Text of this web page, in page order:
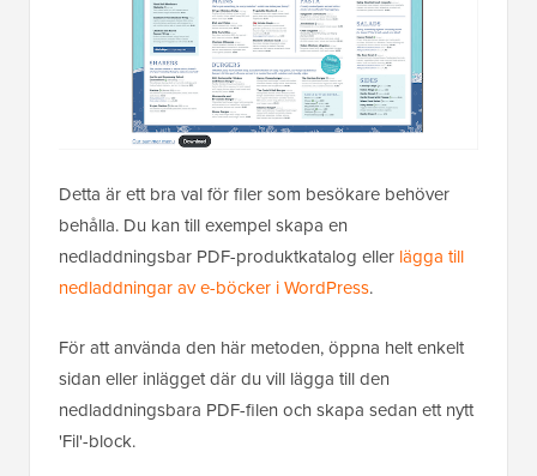
Detta är ett bra val för filer som besökare behöver
behålla. Du kan till exempel skapa en
nedladdningsbar PDF-produktkatalog eller lägga till
nedladdningar av e-böcker i WordPress.
För att använda den här metoden, öppna helt enkelt
sidan eller inlägget där du vill lägga till den
nedladdningsbara PDF-filen och skapa sedan ett nytt
'Fil'-block.